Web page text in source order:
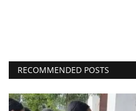
RECOMMENDED POSTS